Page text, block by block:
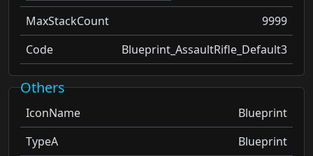
MaxStackCount
9999
Code
Blueprint_AssaultRifle_Default3
Others
IconName
Blueprint
TypeA
Blueprint